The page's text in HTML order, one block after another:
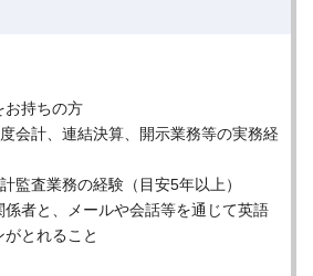
お持ちの方
会計、連結決算、開示業務等の実務経
監査業務の経験（目安5年以上）
係者と、メールや会話等を通じて英語
とれること